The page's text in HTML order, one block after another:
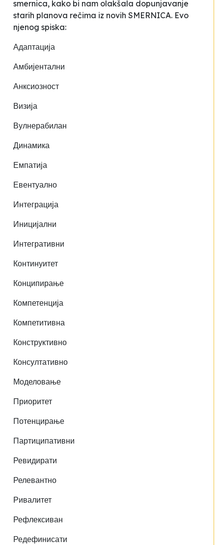
smernica, kako bi nam olakšala dopunjavanje
starih planova rečima iz novih SMERNICA. Evo
njenog spiska:
Адаптација
Амбијентални
Анксиозност
Визија
Вулнерабилан
Динамика
Емпатија
Евентуално
Интеграција
Иницијални
Интегративни
Континуитет
Конципирање
Компетенција
Компетитивна
Конструктивно
Консултативно
Моделовање
Приоритет
Потенцирање
Партиципативни
Ревидирати
Релевантно
Ривалитет
Рефлексиван
Редефинисати